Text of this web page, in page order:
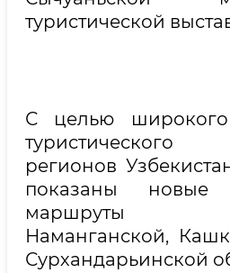
туристической
С целью
регионов
показаны новые
маршруты
Наманганской,
Сурхандарьинской